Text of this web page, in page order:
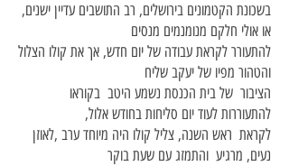
בשכונת הקטמונים בירושלים, רב התושבים עדיין ישנים,
או אולי חלקם מנומנמים מנסים
להתעורר לקראת עבודה של יום חדש, אך את קולו הצלול
והטהור מפיו של יעקב שליח
הציבור של בית הכנסת נשמע היטב בקוראו
להתעוררות לעוד יום סליחות בחודש אלול,
לקראת ראש השנה, צליל קולו היה מיוחד ערב ,לאוזן
נעים, מרגיע והתמזג עם שעת בוקר